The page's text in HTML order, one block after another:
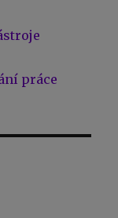
práce